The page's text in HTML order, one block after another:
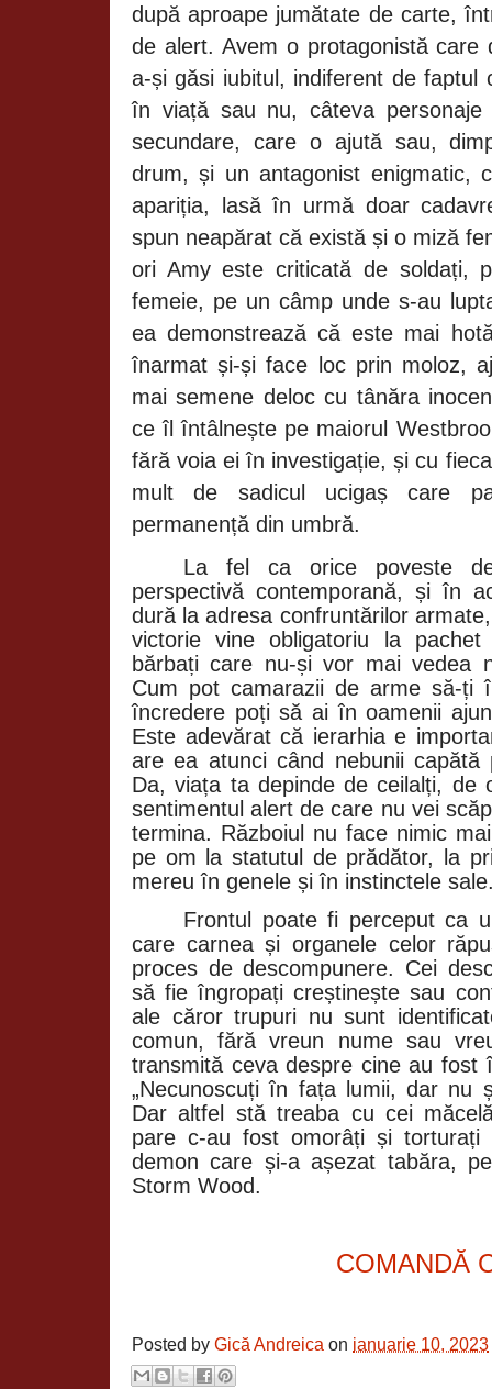
după aproape jumătate de carte,
de alert. Avem o protagonistă care
a-și găsi iubitul, indiferent de faptul
în viață sau nu, câteva
secundare, care o ajută sau,
drum, și un antagonist enigmatic,
apariția, lasă în urmă doar
spun neapărat că există și o miză
ori Amy este criticată de soldați,
femeie, pe un câmp unde s-au
ea demonstrează că este mai
înarmat și-și face loc prin moloz,
mai semene deloc cu tânăra
ce îl întâlnește pe maiorul
fără voia ei în investigație, și cu
mult de sadicul ucigaș care
permanență din umbră.
La fel ca orice poveste
perspectivă contemporană, și în
dură la adresa confruntărilor
victorie vine obligatoriu la
bărbați care nu-și vor mai vedea
Cum pot camarazii de arme să-ți
încredere poți să ai în oamenii
Este adevărat că ierarhia e
are ea atunci când nebunii
Da, viața ta depinde de ceilalți, de
sentimentul alert de care nu vei
termina. Războiul nu face nimic
pe om la statutul de prădător, la
mereu în genele și în instinctele
Frontul poate fi perceput ca
care carnea și organele celor
proces de descompunere. Cei
să fie îngropați creștinește sau
ale căror trupuri nu sunt
comun, fără vreun nume sau
transmită ceva despre cine au fost
„Necunoscuți în fața lumii, dar nu
Dar altfel stă treaba cu cei
pare c-au fost omorâți și
demon care și-a așezat tabăra,
Storm Wood.
COMANDĂ
Posted by Gică Andreica on ianuarie 10, 2023